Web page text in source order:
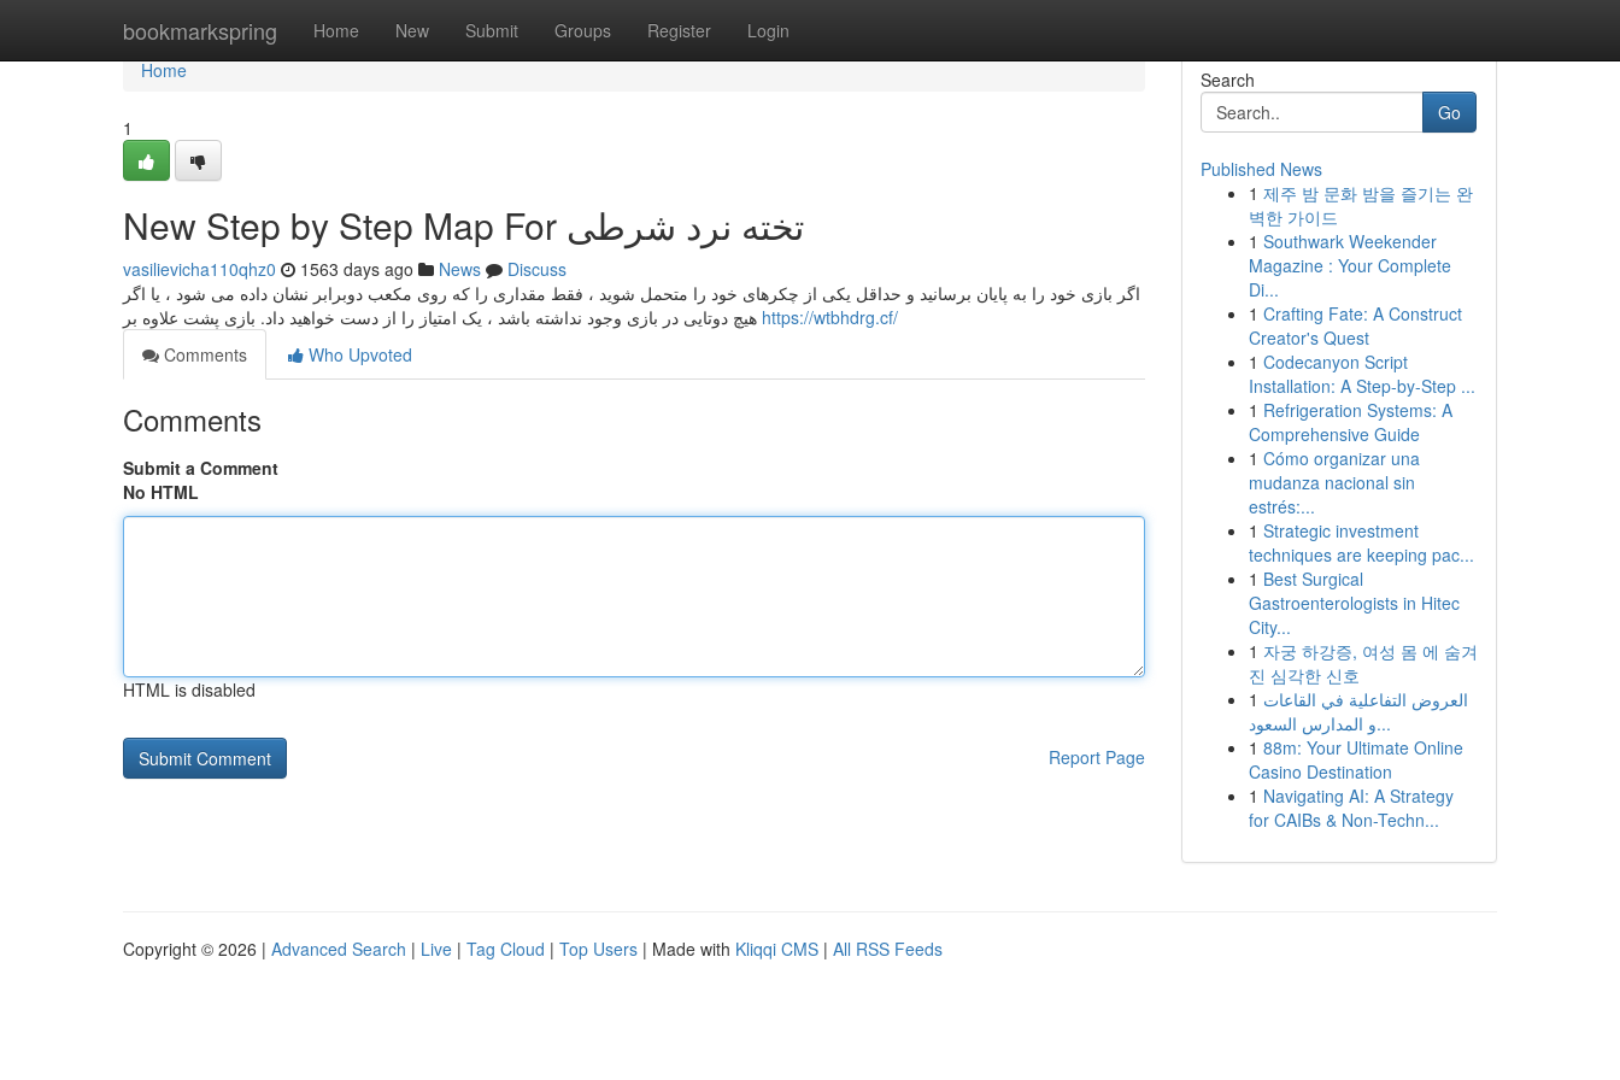
bookmarkspring Home New Submit Groups Register Login
Home
Home
1
New Step by Step Map For تخته نرد شرطی
vasilievicha110qhz0 1563 days ago News
Discuss
اگر بازی خود را به پایان برسانید و حداقل یکی از چکرهای خود را متحمل شوید ، فقط مقداری را که روی مکعب دوبرابر نشان داده می شود ، یا اگر
https://wtbhdrg.cf/
Comments
Who Upvoted
Comments
Submit a Comment
No HTML
HTML is disabled
Report Page
Search
Go
Published News
1 제주 밤 문화 밤을 즐기는 완
벽한 가이드
1 Southwark Weekender
Magazine : Your Complete
Di...
1 Crafting Fate: A Construct
Creator's Quest
1 Codecanyon Script
Installation: A Step-by-Step ...
1 Refrigeration Systems: A
Comprehensive Guide
1 Cómo organizar una
mudanza nacional sin
estrés:...
1 Strategic investment
techniques are keeping pac...
1 Best Surgical
Gastroenterologists in Hitec
City...
1 자궁 하강증, 여성 몸 에 숨겨
진 심각한 신호
1 العروض التفاعلية في القاعات
و المدارس السعود...
1 88m: Your Ultimate Online
Casino Destination
1 Navigating AI: A Strategy
for CAIBs & Non-Techn...
Copyright © 2026 | Advanced Search | Live | Tag Cloud | Top Users | Made with Kliqqi CMS | All RSS Feeds